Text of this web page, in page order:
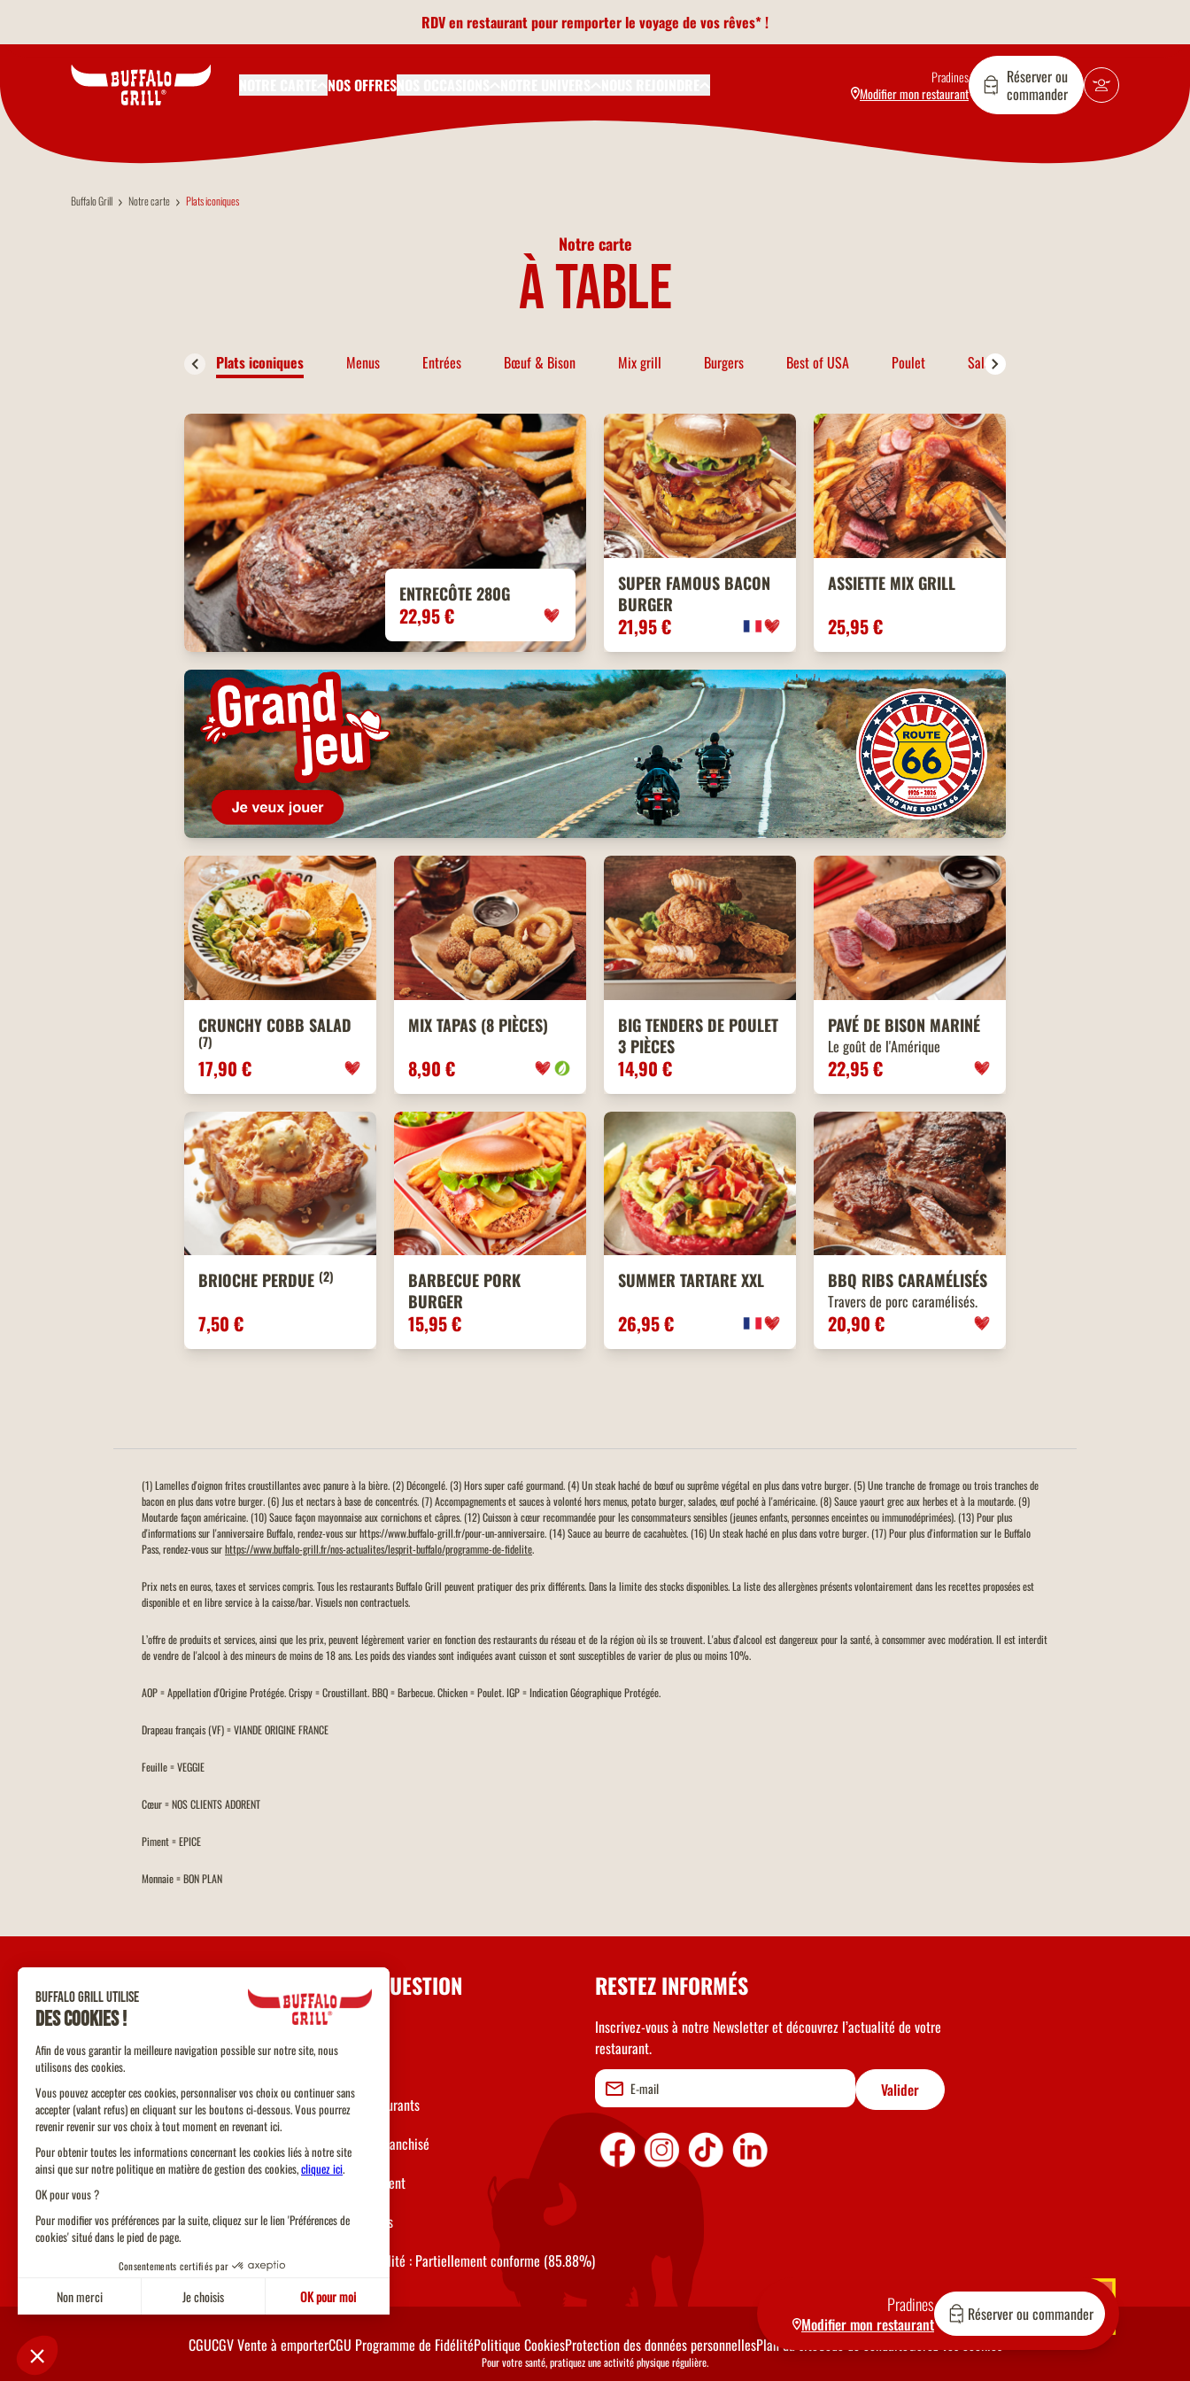
RDV en restaurant pour remporter le voyage de vos rêves* !
NOS OFFRES
Pradines
Modifier mon restaurant
Réserver ou
commander
Buffalo Grill Notre carte Plats iconiques
Notre carte
à table
Plats iconiques Menus Entrées Bœuf & Bison Mix grill Burgers Best of USA Poulet Salades
ENTRECÔTE 280G
22,95 €
SUPER FAMOUS BACON
BURGER
21,95 €
ASSIETTE MIX GRILL
25,95 €
CRUNCHY COBB SALAD
(7)
17,90 €
MIX TAPAS (8 PIÈCES)
8,90 €
BIG TENDERS DE POULET
3 PIÈCES
14,90 €
PAVÉ DE BISON MARINÉ
Le goût de l'Amérique
22,95 €
BRIOCHE PERDUE (2)
7,50 €
BARBECUE PORK
BURGER
15,95 €
SUMMER TARTARE XXL
26,95 €
BBQ RIBSCARAMÉLISÉS
Travers de porc caramélisés.
20,90 €
(1) Lamelles d'oignon frites croustillantes avec panure à la bière. (2) Décongelé. (3) Hors super café gourmand. (4) Un steak haché de bœuf ou suprême végétal en plus dans votre burger. (5) Une tranche de fromage ou trois tranches de
bacon en plus dans votre burger. (6) Jus et nectars à base de concentrés. (7) Accompagnements et sauces à volonté hors menus, potato burger, salades, œuf poché à l'américaine. (8) Sauce yaourt grec aux herbes et à la moutarde. (9)
Moutarde façon américaine. (10) Sauce façon mayonnaise aux cornichons et câpres. (12) Cuisson à cœur recommandée pour les consommateurs sensibles (jeunes enfants, personnes enceintes ou immunodéprimées). (13) Pour plus
d'informations sur l'anniversaire Buffalo, rendez-vous sur https://www.buffalo-grill.fr/pour-un-anniversaire. (14) Sauce au beurre de cacahuètes. (16) Un steak haché en plus dans votre burger. (17) Pour plus d'information sur le Buffalo
Pass, rendez-vous surhttps://www.buffalo-grill.fr/nos-actualites/lesprit-buffalo/programme-de-fidelite.
Prix nets en euros, taxes et services compris. Tous les restaurants Buffalo Grill peuvent pratiquer des prix différents. Dans la limite des stocks disponibles. La liste des allergènes présents volontairement dans les recettes proposées est
disponible et en libre service à la caisse/bar. Visuels non contractuels.
L’offre de produits et services, ainsi que les prix, peuvent légèrement varier en fonction des restaurants du réseau et de la région où ils se trouvent. L'abus d'alcool est dangereux pour la santé, à consommer avec modération. Il est interdit
de vendre de l'alcool à des mineurs de moins de 18 ans. Les poids des viandes sont indiquées avant cuisson et sont susceptibles de varier de plus ou moins 10%.
AOP = Appellation d'Origine Protégée. Crispy = Croustillant. BBQ = Barbecue. Chicken = Poulet. IGP = Indication Géographique Protégée.
Drapeau français (VF) = VIANDE ORIGINE FRANCE
Feuille = VEGGIE
Cœur = NOS CLIENTS ADORENT
Piment = EPICE
Monnaie = BON PLAN
Pradines
Modifier mon restaurant Réserver ou commander
UNE QUESTION
Nos restaurants
Devenir franchisé
Recrutement
Allergènes
Accessibilité : Partiellement conforme (85.88%)
RESTEZ INFORMÉS
Inscrivez-vous à notre Newsletter et découvrez l’actualité de votre
restaurant.
Valider
CGUCGV Vente à emporterCGU Programme de FidélitéPolitique CookiesProtection des données personnellesPlan du siteCode de conduiteGérez vos cookies
Pour votre santé, pratiquez une activité physique régulière.